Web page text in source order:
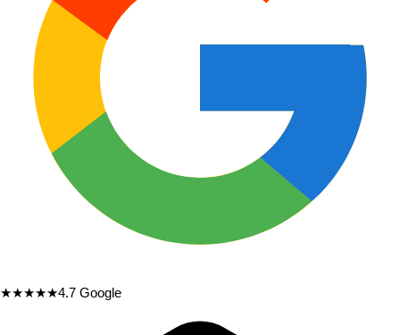
★★★★★4.7 Google